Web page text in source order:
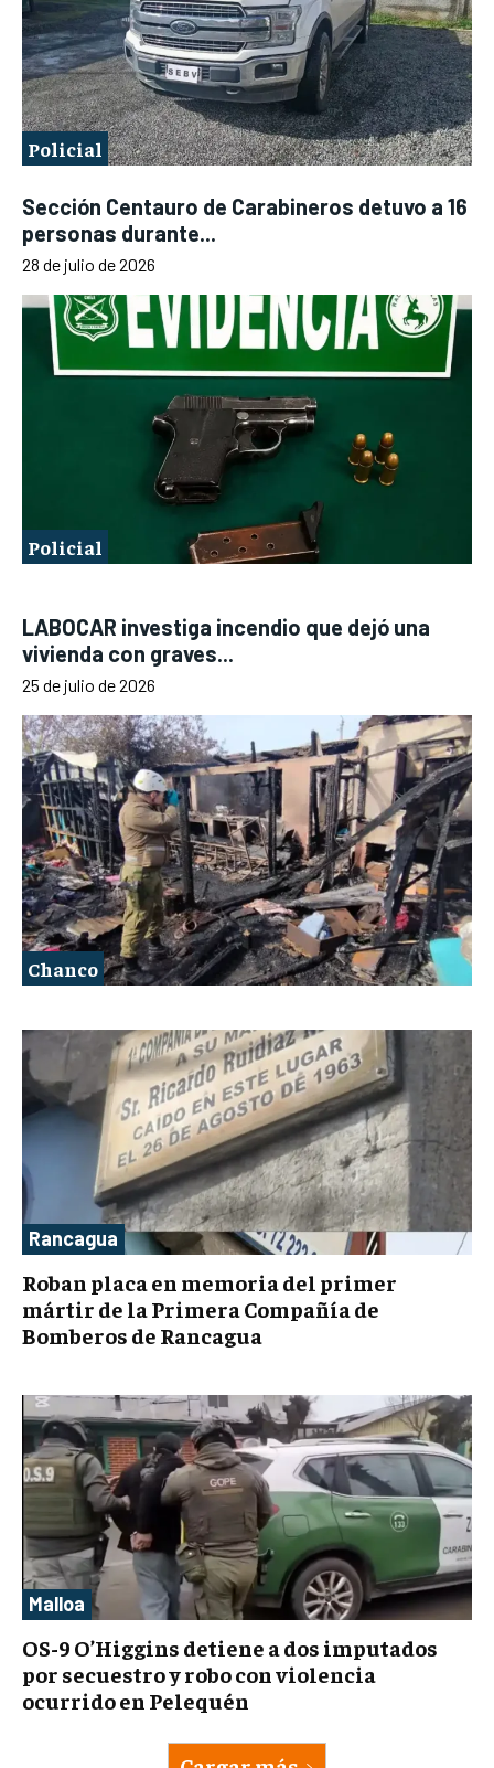
Policial
Sección Centauro de Carabineros detuvo a 16
personas durante...
28 de julio de 2026
Policial
LABOCAR investiga incendio que dejó una
vivienda con graves...
25 de julio de 2026
Chanco
Rancagua
Roban placa en memoria del primer
mártir de la Primera Compañía de
Bomberos de Rancagua
Malloa
OS-9 O’Higgins detiene a dos imputados
por secuestro y robo con violencia
ocurrido en Pelequén